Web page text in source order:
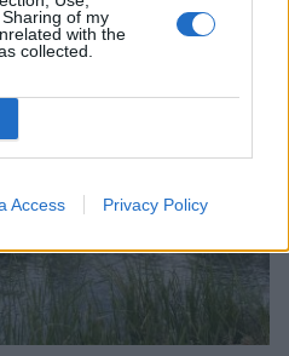
of my
with the
collected.
Access Privacy Policy